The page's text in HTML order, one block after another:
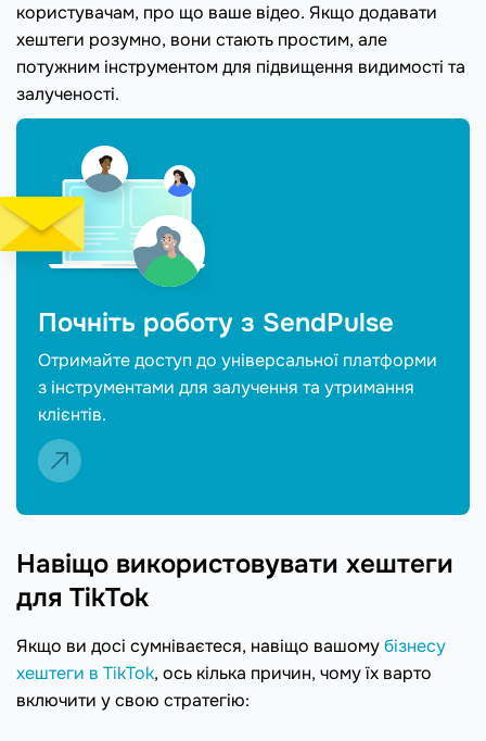
користувачам, про що ваше відео. Якщо додавати
хештеги розумно, вони стають простим, але
потужним інструментом для підвищення видимості та
залученості.
Почніть роботу з SendPulse
Отримайте доступ до універсальної платформи
з інструментами для залучення та утримання
клієнтів.
Навіщо використовувати хештеги
для TikTok
Якщо ви досі сумніваєтеся, навіщо вашомубізнесу
хештеги в TikTok, ось кілька причин, чому їх варто
включити у свою стратегію: